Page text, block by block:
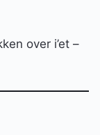
over i’et –